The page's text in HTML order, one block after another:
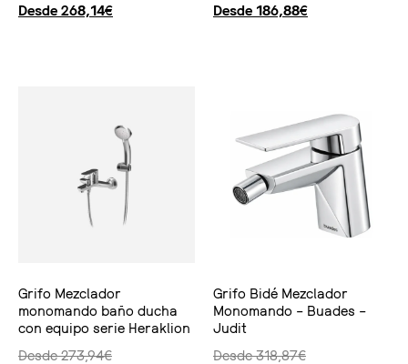
Desde 268,14€
Desde 186,88€
Grifo Mezclador
monomando baño ducha
con equipo serie Heraklion
Desde273,94€
Grifo Bidé Mezclador
Monomando – Buades –
Judit
Desde318,87€